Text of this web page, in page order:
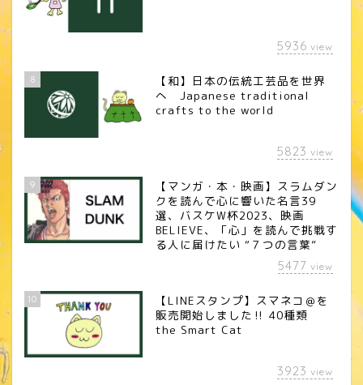
5936 view
8
【和】日本の伝統工芸品を世界
へ Japanese traditional
crafts to the world
5823 view
9
【マンガ・本・映画】スラムダン
クを読んで心に響いた名言39
選、バスケW杯2023、映画
BELIEVE、「心」を読んで挑戦す
る人に届けたい “７つの言葉”
5477 view
10
【LINEスタンプ】スマネコ＠を
販売開始しました‼︎ 40種類
the Smart Cat
3923 view